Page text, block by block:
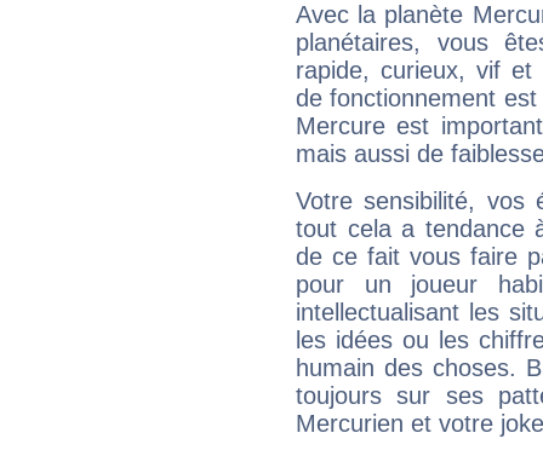
Avec la planète
planétaires, vous
rapide, curieux, vif et
de fonctionnement
Mercure est
mais aussi de
Votre sensibilité,
tout cela a tendance
de ce fait vous faire
pour un joueur
intellectualisant les
les idées ou les
humain des choses.
toujours sur ses
Mercurien et votre